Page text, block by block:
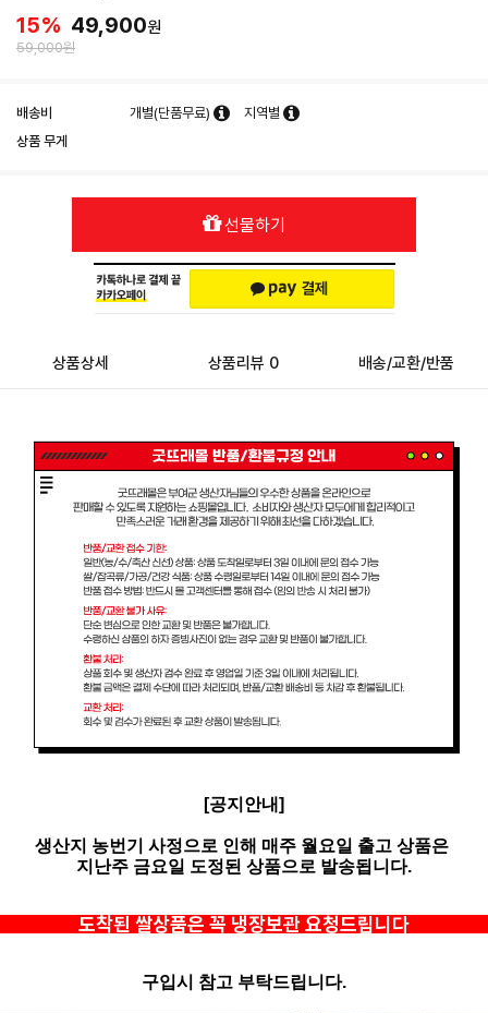
15% 49,900원
59,000원
배송비 개별(단품무료)
지역별
상품 무게
선물하기
상품상세 상품리뷰 0 배송/교환/반품
[공지안내]
생산지 농번기 사정으로 인해 매주 월요일 출고 상품은
지난주 금요일 도정된 상품으로 발송됩니다.
도착된 쌀상품은 꼭 냉장보관 요청드립니다
구입시 참고 부탁드립니다.